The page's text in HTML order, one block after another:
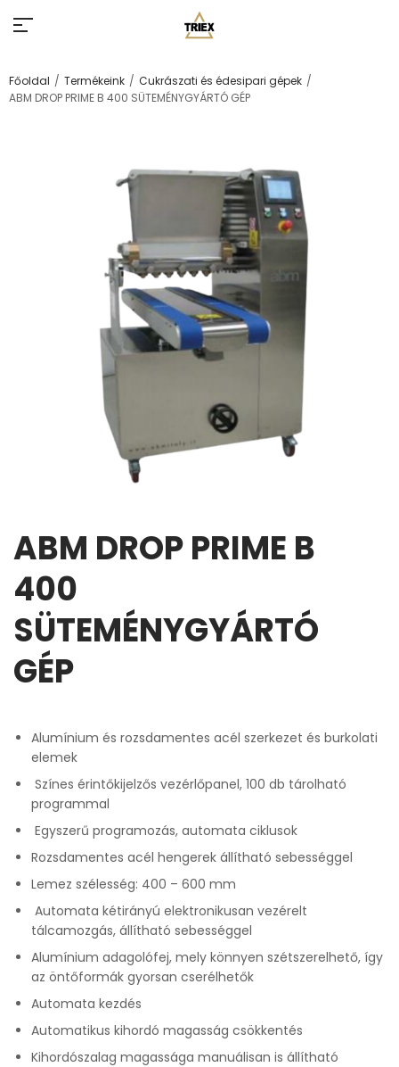
Főoldal / Termékeink / Cukrászati és édesipari gépek /
ABM DROP PRIME B 400 SÜTEMÉNYGYÁRTÓ GÉP
ABM DROP PRIME B
400
SÜTEMÉNYGYÁRTÓ
GÉP
Alumínium és rozsdamentes acél szerkezet és burkolati
elemek
Színes érintőkijelzős vezérlőpanel, 100 db tárolható
programmal
Egyszerű programozás, automata ciklusok
Rozsdamentes acél hengerek állítható sebességgel
Lemez szélesség: 400 – 600 mm
Automata kétirányú elektronikusan vezérelt
tálcamozgás, állítható sebességgel
Alumínium adagolófej, mely könnyen szétszerelhető, így
az öntőformák gyorsan cserélhetők
Automata kezdés
Automatikus kihordó magasság csökkentés
Kihordószalag magassága manuálisan is állítható